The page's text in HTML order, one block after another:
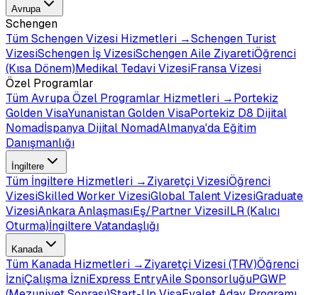
Avrupa
Schengen
TümSchengen Vizesi Hizmetleri →Schengen Turist
VizesiSchengen İş VizesiSchengen Aile ZiyaretiÖğrenci
(Kısa Dönem)Medikal Tedavi VizesiFransa Vizesi
Özel Programlar
TümAvrupa Özel Programlar Hizmetleri →Portekiz
Golden VisaYunanistan Golden VisaPortekiz D8 Dijital
Nomadİspanya Dijital NomadAlmanya'da Eğitim
Danışmanlığı
İngiltere
Tüm İngiltere Hizmetleri →Ziyaretçi VizesiÖğrenci
VizesiSkilled Worker VizesiGlobal Talent VizesiGraduate
VizesiAnkara AnlaşmasıEş/Partner VizesiILR (Kalıcı
Oturma)İngiltere Vatandaşlığı
Kanada
Tüm Kanada Hizmetleri →Ziyaretçi Vizesi (TRV)Öğrenci
İzniÇalışma İzniExpress EntryAile SponsorluğuPGWP